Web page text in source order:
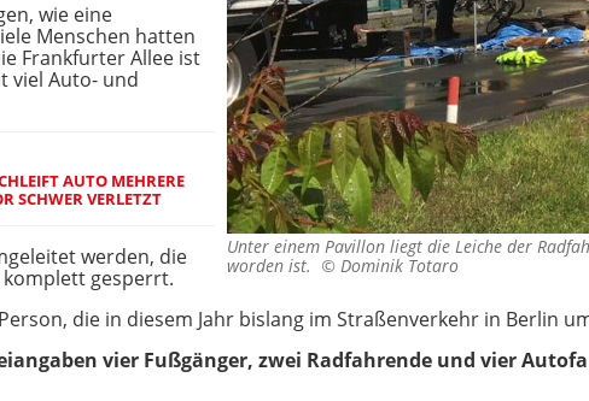
Unter einem Pavillon liegt die Leiche der
worden ist. © Dominik Totaro
wie eine
Menschen hatten
Frankfurter Allee ist
viel Auto- und
AUTO MEHRERE M
VERLETZT
werden, die
gesperrt.
die in diesem Jahr bislang im Straßenverkehr in Berlin
vier Fußgänger, zwei Radfahrende und vier